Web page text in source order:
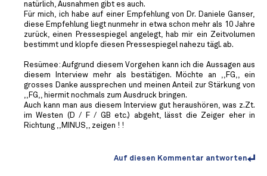
natürlich, Ausnahmen gibt es auch.
Für mich, ich habe auf einer Empfehlung von Dr. Daniele Ganser,
diese Empfehlung liegt nunmehr in etwa schon mehr als 10 Jahre
zurück, einen Pressespiegel angelegt, hab mir ein Zeitvolumen
bestimmt und klopfe diesen Pressespiegel nahezu tägl. ab.
Resümee: Aufgrund diesem Vorgehen kann ich die Aussagen aus
diesem Interview mehr als bestätigen. Möchte an ,,FG,, ein
grosses Danke aussprechen und meinen Anteil zur Stärkung von
,,FG,, hiermit nochmals zum Ausdruck bringen.
Auch kann man aus diesem Interview gut heraushören, was z.Zt.
im Westen (D / F / GB etc.) abgeht, lässt die Zeiger eher in
Richtung ,,MINUS,, zeigen ! !
Auf diesen Kommentar antworten